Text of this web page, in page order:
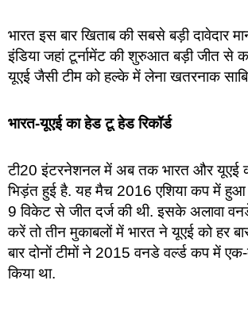
भारत इस बार खिताब की सबसे बड़ी दावेदार
इंडिया जहां टूर्नामेंट की शुरुआत बड़ी जीत से
यूएई जैसी टीम को हल्के में लेना खतरनाक
भारत-यूएई का हेड टू हेड रिकॉर्ड
टी20 इंटरनेशनल में अब तक भारत और यूएई
भिड़ंत हुई है. यह मैच 2016 एशिया कप में हुआ
9 विकेट से जीत दर्ज की थी. इसके अलावा
करें तो तीन मुकाबलों में भारत ने यूएई को हर
बार दोनों टीमों ने 2015 वनडे वर्ल्ड कप में
किया था.